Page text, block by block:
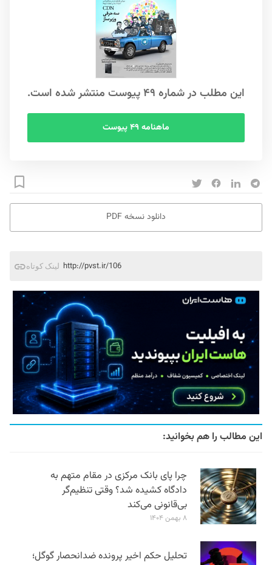
این مطلب در شماره ۴۹ پیوست منتشر شده است.
ماهنامه ۴۹ پیوست
دانلود نسخه PDF
لینک کوتاه http://pvst.ir/106
این مطالب را هم بخوانید:
چرا پای بانک مرکزی در مقام متهم به
دادگاه کشیده شد؟ وقتی تنظیم‌گر
بی‌قانونی می‌کند
۸ بهمن ۱۴۰۴
تحلیل حکم اخیر پرونده ضدانحصار گوگل؛